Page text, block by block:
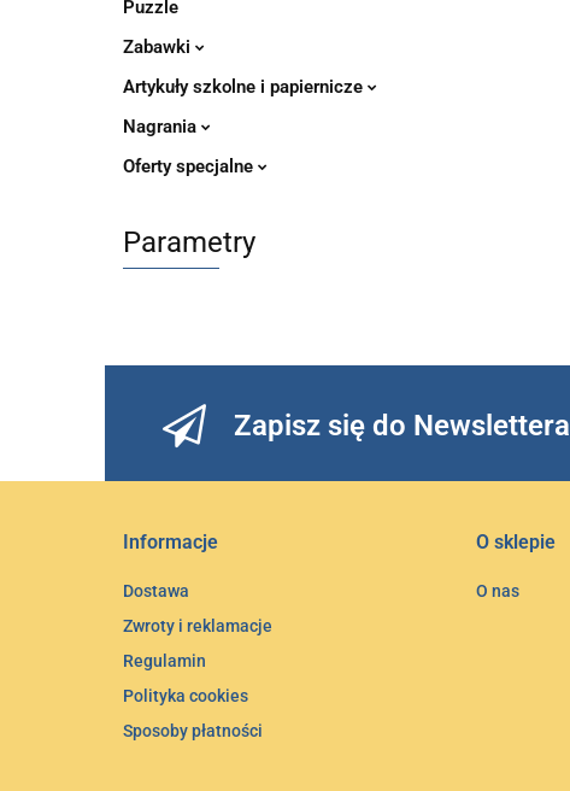
Puzzle
Zabawki
Artykuły szkolne i papiernicze
Nagrania
Oferty specjalne
Parametry
Zapisz się do Newslettera
Informacje
Dostawa
Zwroty i reklamacje
Regulamin
Polityka cookies
Sposoby płatności
O sklepie
O nas